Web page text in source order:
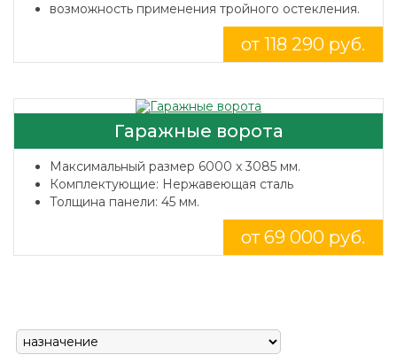
возможность применения тройного остекления.
от 118 290 руб.
Гаражные ворота
Максимальный размер 6000 x 3085 мм.
Комплектующие: Нержавеющая сталь
Толщина панели: 45 мм.
от 69 000 руб.